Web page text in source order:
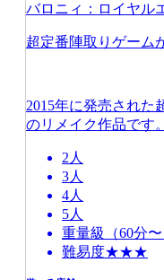
バロニィ：ロイヤル
超定番陣取りゲーム
2015年に発売された
のリメイク作品です。
2人
3人
4人
5人
重量級（60分〜
難易度★★★